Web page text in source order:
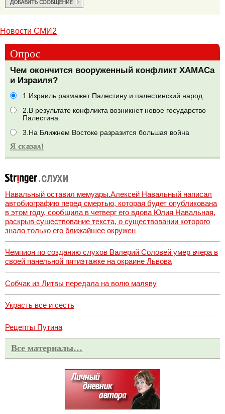
Новости СМИ2
Опрос
Чем окончится вооруженный конфликт ХАМАСа
и Израиля?
1.Израиль размажет Палестину и палестинский народ
2.В результате конфликта возникнет новое государство
Палестина
3.На Ближнем Востоке разразится большая война
Навальный оставил мемуары.Алексей Навальный написал
автобиографию перед смертью, которая будет опубликована
в этом году, сообщила в четверг его вдова Юлия Навальная,
раскрыв существование текста, о существовании которого
знало только его ближайшее окружен
Чемпион по созданию слухов Валерий Соловей умер вчера в
своей панельной пятиэтажке на окраине Львова
Собчак из Литвы передала на волю маляву
Украсть все и сесть
Рецепты Путина
Все материалы…